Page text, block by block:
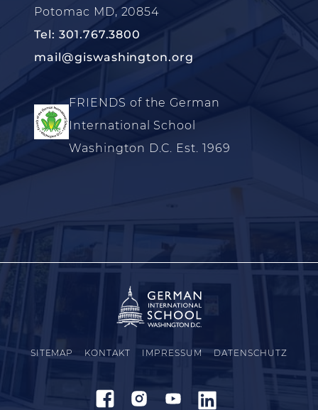
Potomac MD, 20854
Tel: 301.767.3800
mail@giswashington.org
FRIENDS of the German
International School
Washington D.C. Est. 1969
SITEMAP KONTAKT IMPRESSUM DATENSCHUTZ